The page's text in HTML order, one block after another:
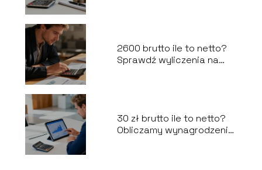
2600 brutto ile to netto?
Sprawdź wyliczenia na
30 zł brutto ile to netto?
Obliczamy wynagrodzenie